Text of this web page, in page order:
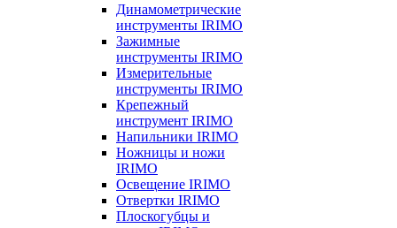
Динамометрические
инструменты IRIMO
Зажимные
инструменты IRIMO
Измерительные
инструменты IRIMO
Крепежный
инструмент IRIMO
Напильники IRIMO
Ножницы и ножи
IRIMO
Освещение IRIMO
Отвертки IRIMO
Плоскогубцы и